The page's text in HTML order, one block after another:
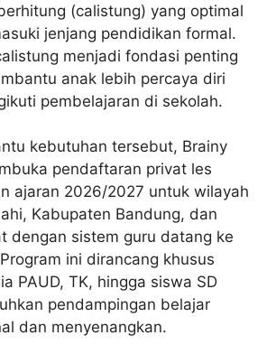
(calistung) yang optimal
jenjang pendidikan formal.
menjadi fondasi penting
anak lebih percaya diri
pembelajaran di sekolah.
kebutuhan tersebut, Brainy
pendaftaran privat les
ajaran 2026/2027 untuk wilayah
Kabupaten Bandung, dan
dengan sistem guru datang ke
ini dirancang khusus
PAUD, TK, hingga siswa SD
pendampingan belajar
dan menyenangkan.